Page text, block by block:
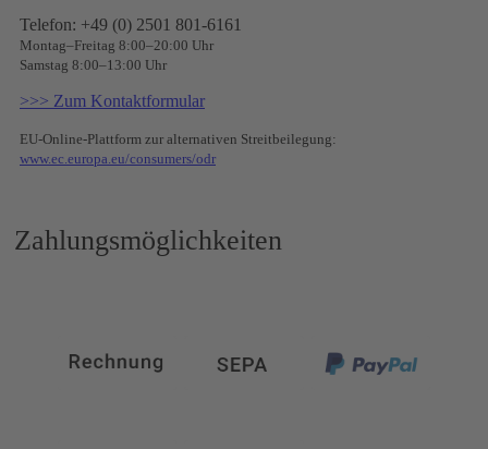
Telefon: +49 (0) 2501 801-6161
Montag–Freitag 8:00–20:00 Uhr
Samstag 8:00–13:00 Uhr
>>> Zum Kontaktformular
EU-Online-Plattform zur alternativen Streitbeilegung:
www.ec.europa.eu/consumers/odr
Zahlungsmöglichkeiten